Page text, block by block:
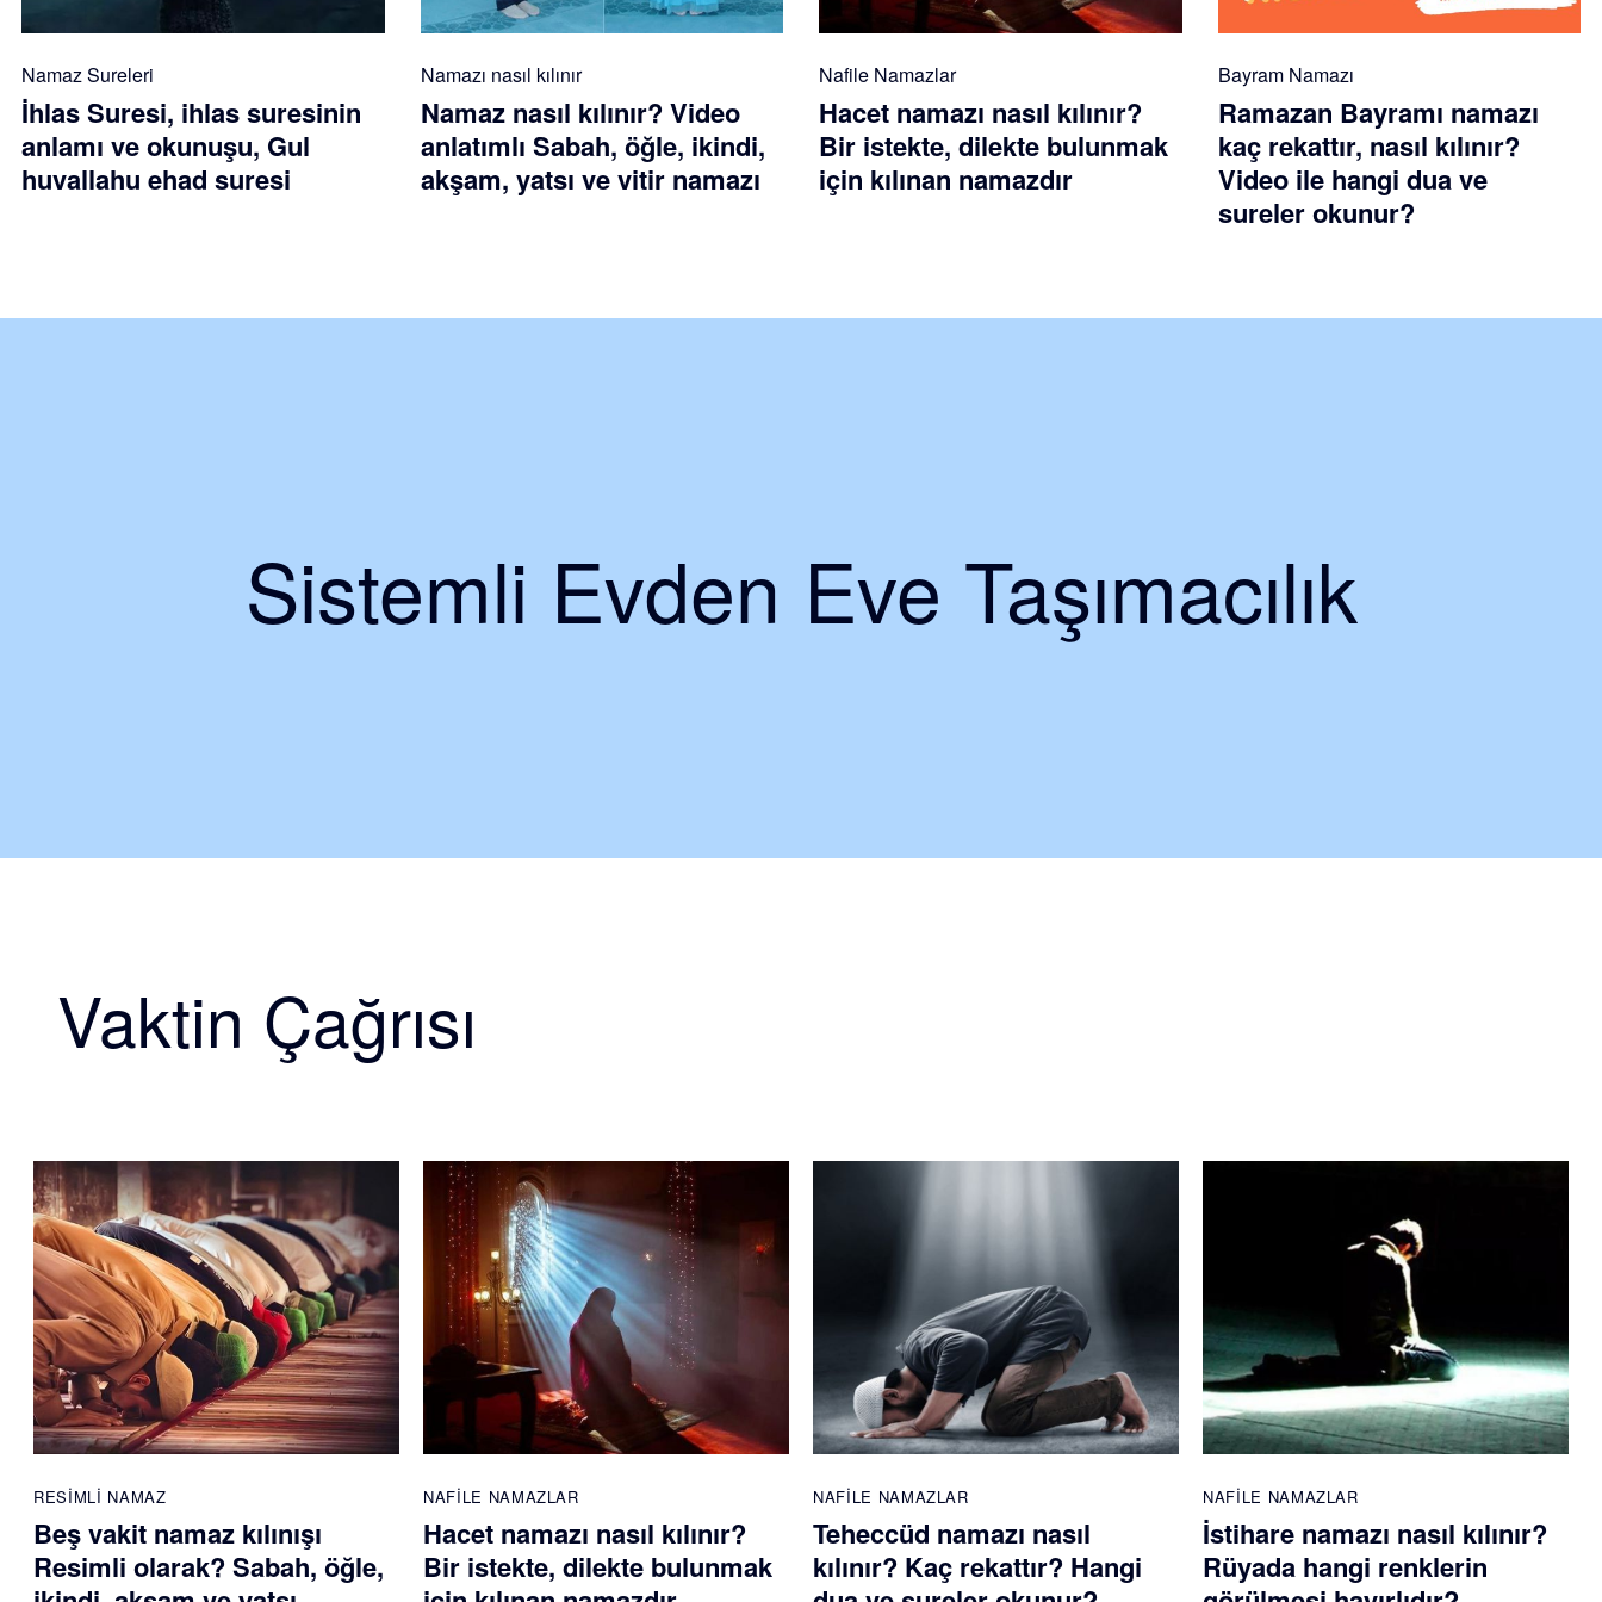
Namaz Sureleri
İhlas Suresi, ihlas suresinin
anlamı ve okunuşu, Gul
huvallahu ehad suresi
Namazı nasıl kılınır
Namaz nasıl kılınır? Video
anlatımlı Sabah, öğle, ikindi,
akşam, yatsı ve vitir namazı
Nafile Namazlar
Hacet namazı nasıl kılınır?
Bir istekte, dilekte bulunmak
için kılınan namazdır
Bayram Namazı
Ramazan Bayramı namazı
kaç rekattır, nasıl kılınır?
Video ile hangi dua ve
sureler okunur?
Sistemli Evden Eve Taşımacılık
Vaktin Çağrısı
RESIMLI NAMAZ
Beş vakit namaz kılınışı
Resimli olarak? Sabah, öğle,
NAFILE NAMAZLAR
Hacet namazı nasıl kılınır?
Bir istekte, dilekte bulunmak
NAFILE NAMAZLAR
Teheccüd namazı nasıl
kılınır? Kaç rekattır? Hangi
NAFILE NAMAZLAR
İstihare namazı nasıl kılınır?
Rüyada hangi renklerin